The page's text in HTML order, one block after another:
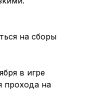
на сборы
в игре
прохода на